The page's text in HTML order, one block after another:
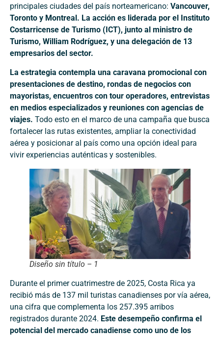
principales ciudades del país norteamericano: Vancouver,
Toronto y Montreal. La acción es liderada por el Instituto
Costarricense de Turismo (ICT), junto al ministro de
Turismo, William Rodríguez, y una delegación de 13
empresarios del sector.
La estrategia contempla una caravana promocional con
presentaciones de destino, rondas de negocios con
mayoristas, encuentros con tour operadores, entrevistas
en medios especializados y reuniones con agencias de
viajes. Todo esto en el marco de una campaña que busca
fortalecer las rutas existentes, ampliar la conectividad
aérea y posicionar al país como una opción ideal para
vivir experiencias auténticas y sostenibles.
Diseño sin título – 1
Durante el primer cuatrimestre de 2025, Costa Rica ya
recibió más de 137 mil turistas canadienses por vía aérea,
una cifra que complementa los 257.395 arribos
registrados durante 2024. Este desempeño confirma el
potencial del mercado canadiense como uno de los